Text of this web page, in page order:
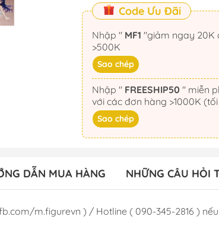
Code Ưu Đãi
Nhập " MF1
>500K
Sao chép
Nhập " FREESHIP50" miễn phí vận chuyển đối
với các đơn hàng >1000K
Sao chép
DẪN MUA HÀNG NHỮNG CÂU HỎI
m.figurevn ) / Hotline ( 090-345-2816 )